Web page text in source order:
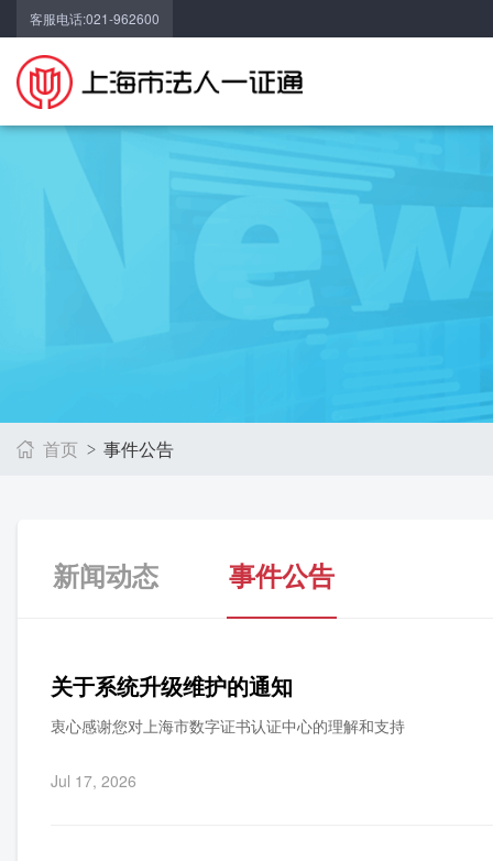
客服电话:021-962600
首页 事件公告
新闻动态 事件公告
关于系统升级维护的通知
衷心感谢您对上海市数字证书认证中心的理解和支持
Jul 17, 2026